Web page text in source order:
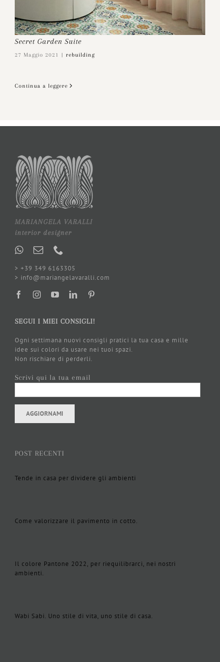
Secret Garden Suite
27 Maggio 2021 | rebuilding
Continua a leggere
MARIANGELA VARALLI
interior designer
> +39 349 6163305
> info@mariangelavaralli.com
SEGUI I MIEI CONSIGLI!
Ogni settimana nuovi consigli pratici la tua casa e mille
idee sui colori da usare nei tuoi spazi.
Non rischiare di perderli.
Scrivi qui la tua email
POST RECENTI
Tende in casa per dividere gli ambienti
Come valorizzare il pavimento in cotto.
Il colore Pantone 2022, per riequilibrarci, nei nostri
ambienti.
Wabi Sabi. Uno stile di vita, uno stile di casa.